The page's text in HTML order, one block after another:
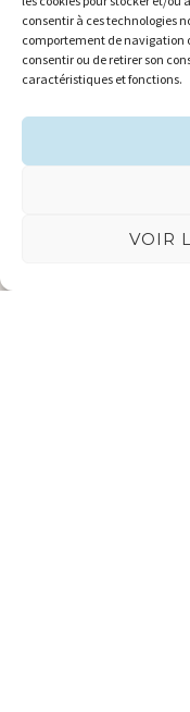
consentir à ces technologies
comportement de navigation
consentir ou de retirer son
caractéristiques et fonctions.
VOIR